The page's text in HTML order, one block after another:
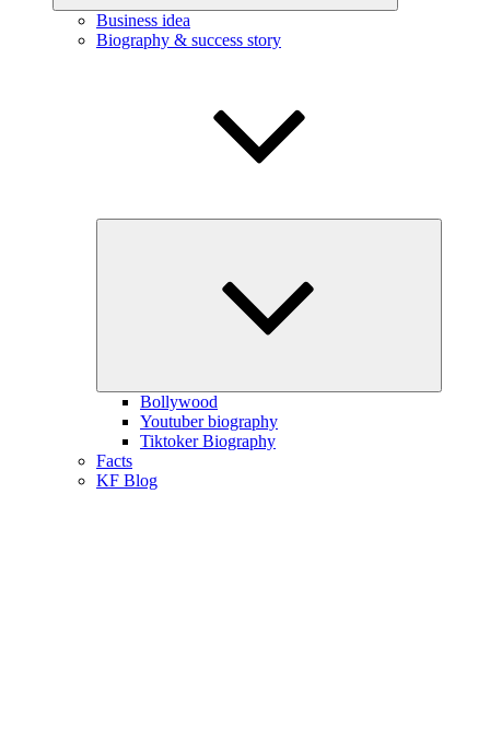
Business idea
Biography & success story
Bollywood
Youtuber biography
Tiktoker Biography
Facts
KF Blog